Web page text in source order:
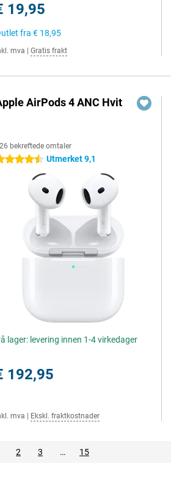
19,95
fra € 18,95
mva Gratis frakt
AirPods 4 ANC Hvit
bekreftede omtaler
stjerner Utmerket 9,1
lager: levering innen 1-4 virkedager
192,95
mva Ekskl. fraktkostnader
2 3 … 15